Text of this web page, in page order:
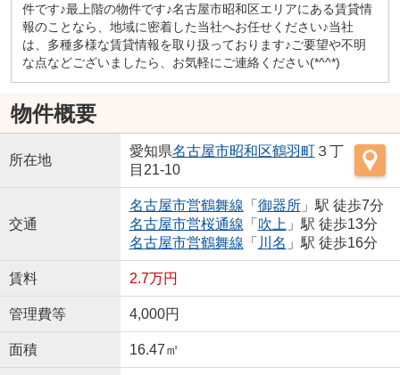
件です♪最上階の物件です♪名古屋市昭和区エリアにある賃貸情
報のことなら、地域に密着した当社へお任せください♪当社
は、多種多様な賃貸情報を取り扱っております♪ご要望や不明
な点などございましたら、お気軽にご連絡ください(*^^*)
物件概要
所在地
愛知県名古屋市昭和区鶴羽町３丁
目21-10
交通
名古屋市営鶴舞線 「 御器所」駅 徒歩7分
名古屋市営桜通線 「 吹上」駅 徒歩13分
名古屋市営鶴舞線 「 川名 」駅 徒歩16分
賃料 2.7万円
管理費等 4,000円
面積 16.47㎡